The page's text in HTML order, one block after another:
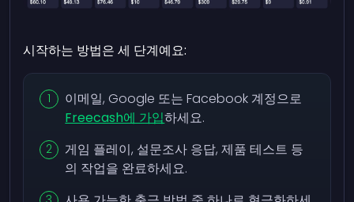
시작하는 방법은 세 단계예요:
이메일, Google 또는 Facebook 계정으로
Freecash에 가입하세요.
게임 플레이, 설문조사 응답, 제품 테스트 등
의 작업을 완료하세요.